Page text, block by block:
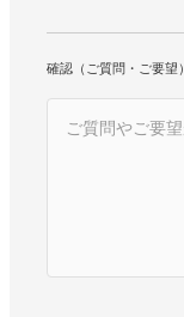
確認（ご質問・ご要望）